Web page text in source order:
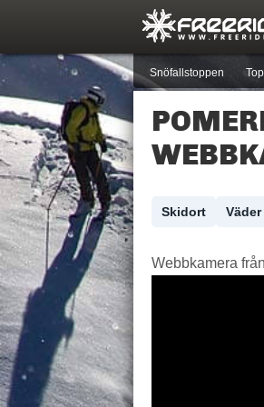
Nyheter Quiz
Nya inlägg
Snöfallstoppen
Skidor Pjäxor
Årets Krasch
Skidort Väder
Webbkamera